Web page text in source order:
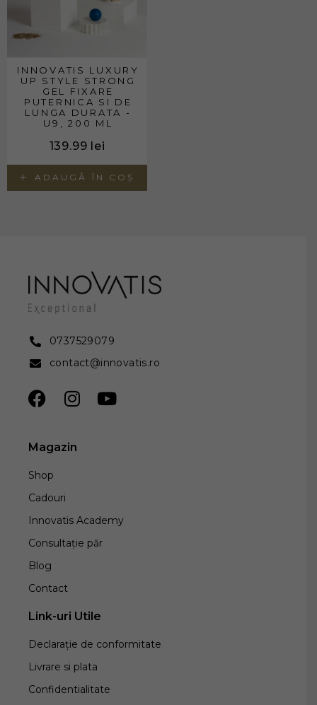
ADAUGĂ ÎN COȘ
INNOVATIS LUXURY
UP STYLE STRONG
GEL FIXARE
PUTERNICA SI DE
LUNGA DURATA -
U9, 200 ML
139.99 lei
0737529079
contact@innovatis.ro
Magazin
Shop
Cadouri
Innovatis Academy
Consultație păr
Blog
Contact
Link-uri Utile
Declarație de conformitate
Livrare si plata
Confidentialitate